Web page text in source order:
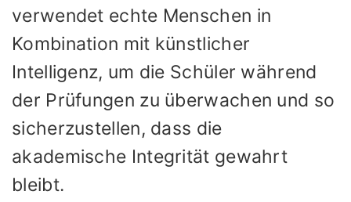
verwendet echte Menschen in
Kombination mit künstlicher
Intelligenz, um die Schüler während
der Prüfungen zu überwachen und so
sicherzustellen, dass die
akademische Integrität gewahrt
bleibt.